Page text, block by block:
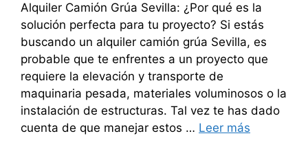
Alquiler Camión Grúa Sevilla: ¿Por qué es la
solución perfecta para tu proyecto? Si estás
buscando un alquiler camión grúa Sevilla, es
probable que te enfrentes a un proyecto que
requiere la elevación y transporte de
maquinaria pesada, materiales voluminosos o la
instalación de estructuras. Tal vez te has dado
cuenta de que manejar estos … Leer más